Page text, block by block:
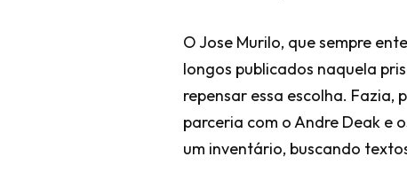
O Jose Murilo, que sempre
longos publicados naquela
repensar essa escolha.
parceria com o Andre Deak e
um inventário, buscando